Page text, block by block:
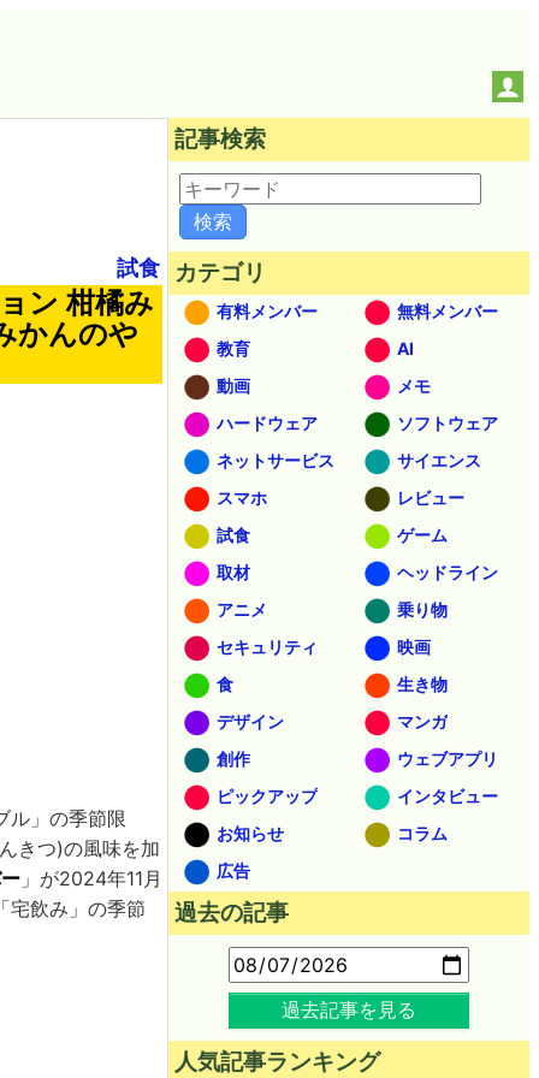
試食
ン 柑橘み
かんのや
ル」の季節限
きつ)の風味を加
」が2024年11月
宅飲み」の季節
記事検索
カテゴリ
有料メンバー
無料メンバー
教育
AI
動画
メモ
ハードウェア
ソフトウェア
ネットサービス
サイエンス
スマホ
レビュー
試食
ゲーム
取材
ヘッドライン
アニメ
乗り物
セキュリティ
映画
食
生き物
デザイン
マンガ
創作
ウェブアプリ
ピックアップ
インタビュー
お知らせ
コラム
広告
過去の記事
過去記事を見る
人気記事ランキング